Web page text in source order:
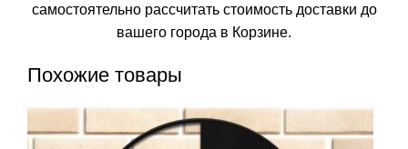
самостоятельно рассчитать стоимость доставки до
вашего города в Корзине.
Похожие товары